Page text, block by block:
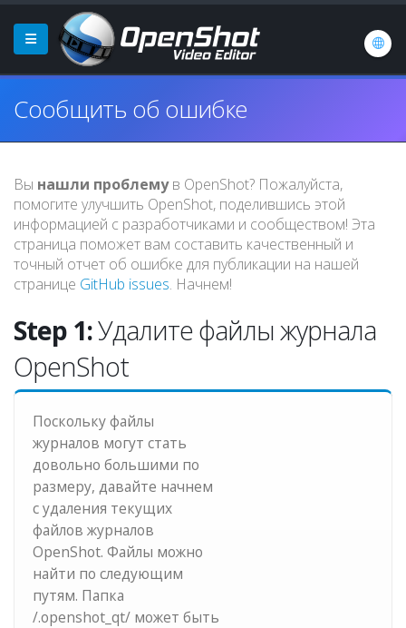
Сообщить об ошибке
Вы нашли проблемув OpenShot? Пожалуйста,
помогите улучшить OpenShot, поделившись этой
информацией с разработчиками и сообществом! Эта
страница поможет вам составить качественный и
точный отчет об ошибке для публикации на нашей
странице GitHub issues. Начнем!
Step 1:Удалите файлы журнала
OpenShot
Поскольку файлы
журналов могут стать
довольно большими по
размеру, давайте начнем
с удаления текущих
файлов журналов
OpenShot. Файлы можно
найти по следующим
путям. Папка
/.openshot_qt/ может быть